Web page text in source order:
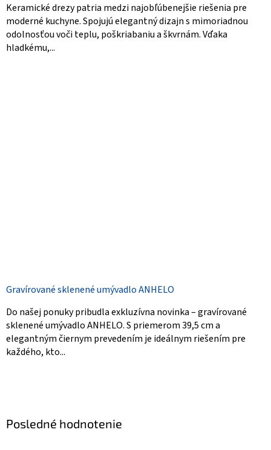
Keramické drezy patria medzi najobľúbenejšie riešenia pre
moderné kuchyne. Spojujú elegantný dizajn s mimoriadnou
odolnosťou voči teplu, poškriabaniu a škvrnám. Vďaka
hladkému,...
Gravírované sklenené umývadlo ANHELO
Do našej ponuky pribudla exkluzívna novinka – gravírované
sklenené umývadlo ANHELO. S priemerom 39,5 cm a
elegantným čiernym prevedením je ideálnym riešením pre
každého, kto...
Posledné hodnotenie